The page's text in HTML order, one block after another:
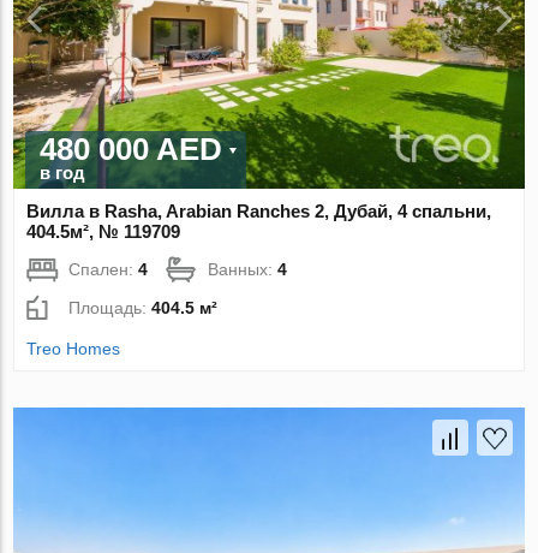
480 000 AED
в год
Вилла в Rasha, Arabian Ranches 2, Дубай, 4 спальни,
404.5м², № 119709
Спален:4 Ванных:4
Площадь:404.5 м²
Treo Homes